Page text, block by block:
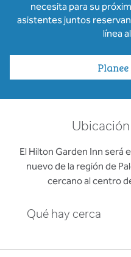
necesita para su
asistentes juntos
línea
El Hilton Garden Inn será
nuevo de la región de
cercano al centro
Qué hay cerca